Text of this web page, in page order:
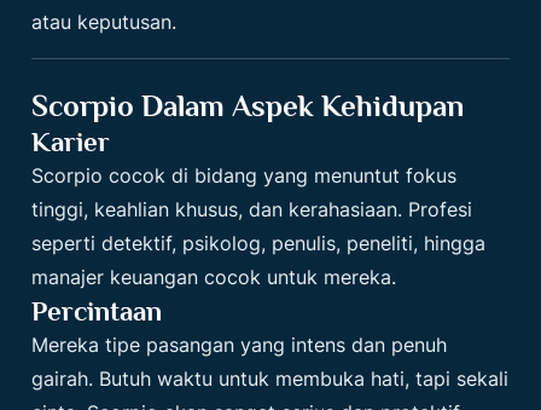
atau keputusan.
Scorpio Dalam Aspek Kehidupan
Karier
Scorpio cocok di bidang yang menuntut fokus
tinggi, keahlian khusus, dan kerahasiaan. Profesi
seperti detektif, psikolog, penulis, peneliti, hingga
manajer keuangan cocok untuk mereka.
Percintaan
Mereka tipe pasangan yang intens dan penuh
gairah. Butuh waktu untuk membuka hati, tapi sekali